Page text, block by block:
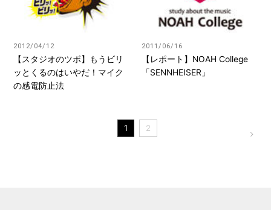
2012/04/12
【スタジオのツボ】もうビリ
ッとくるのはいやだ！マイク
の感電防止法
2011/06/16
【レポート】NOAH College
「SENNHEISER」
1 2